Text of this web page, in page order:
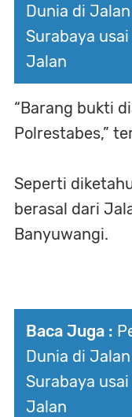
Dunia di
Surabaya
Jalan
“Barang bukti
Polrestabes,”
Seperti
berasal dari
Banyuwangi.
Baca Juga :
Dunia di
Surabaya
Jalan